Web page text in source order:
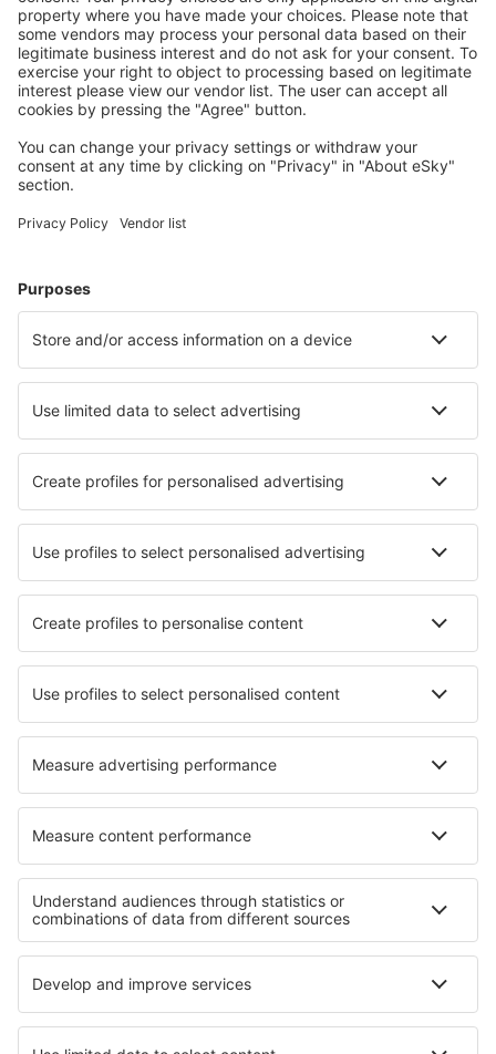
Meest gezochte accommodatie door eSky-
gebruikers
Accommodatie in de Verenigde Staten - Populaire steden
Verblijf in Sevierville Verblijf in Myrtle Beach
Verblijf in Princeville Verblijf in Siesta Key
Beste accommodatie - steden
Verblijf in Sao Sebastiao da Serra
Verblijf in Ostrzeszów Verblijf in Banzkow
Verblijf in Färdkällan Verblijf in Castelo Branco (Faial)
Verblijf in Cuttoli-Corticchiato
Verblijf op Molokai Verblijf in Maryland
Verblijf in Massachusetts Verblijf Les Menuires
Verblijf in Oostelijke Rodopegebergte
Verblijf aan de Franse Rivièra
Verblijf in Lake Constance